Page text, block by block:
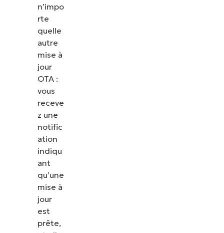
n’impo
rte
quelle
autre
mise à
jour
OTA :
vous
receve
z une
notific
ation
indiqu
ant
qu’une
mise à
jour
est
prête,